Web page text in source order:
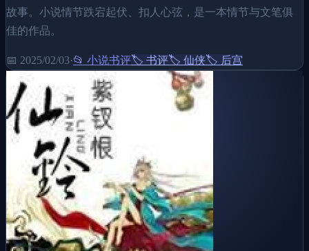
故事。小说情节跌宕起伏、扣人心弦，是一本情节与文笔俱
佳的作品。
📅 2025/02/03·📂 小说书评🏷️ 书评🏷️ 仙侠🏷️ 后宫